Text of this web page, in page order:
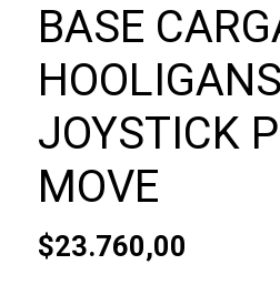
BASE
HOOLIGANS
JOYSTICK
MOVE
$23.760,00